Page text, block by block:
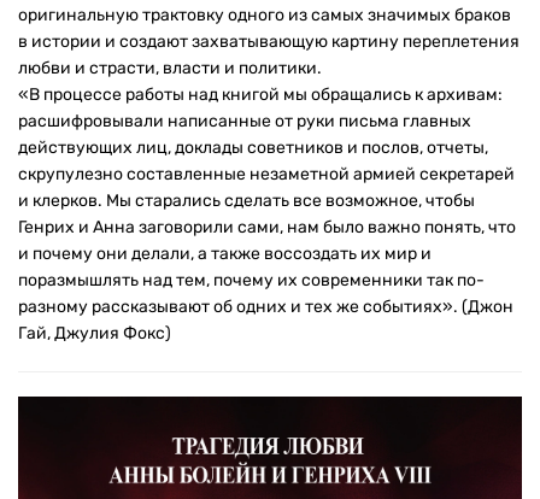
оригинальную трактовку одного из самых значимых браков
в истории и создают захватывающую картину переплетения
любви и страсти, власти и политики.
«В процессе работы над книгой мы обращались к архивам:
расшифровывали написанные от руки письма главных
действующих лиц, доклады советников и послов, отчеты,
скрупулезно составленные незаметной армией секретарей
и клерков. Мы старались сделать все возможное, чтобы
Генрих и Анна заговорили сами, нам было важно понять, что
и почему они делали, а также воссоздать их мир и
поразмышлять над тем, почему их современники так по-
разному рассказывают об одних и тех же событиях». (Джон
Гай, Джулия Фокс)